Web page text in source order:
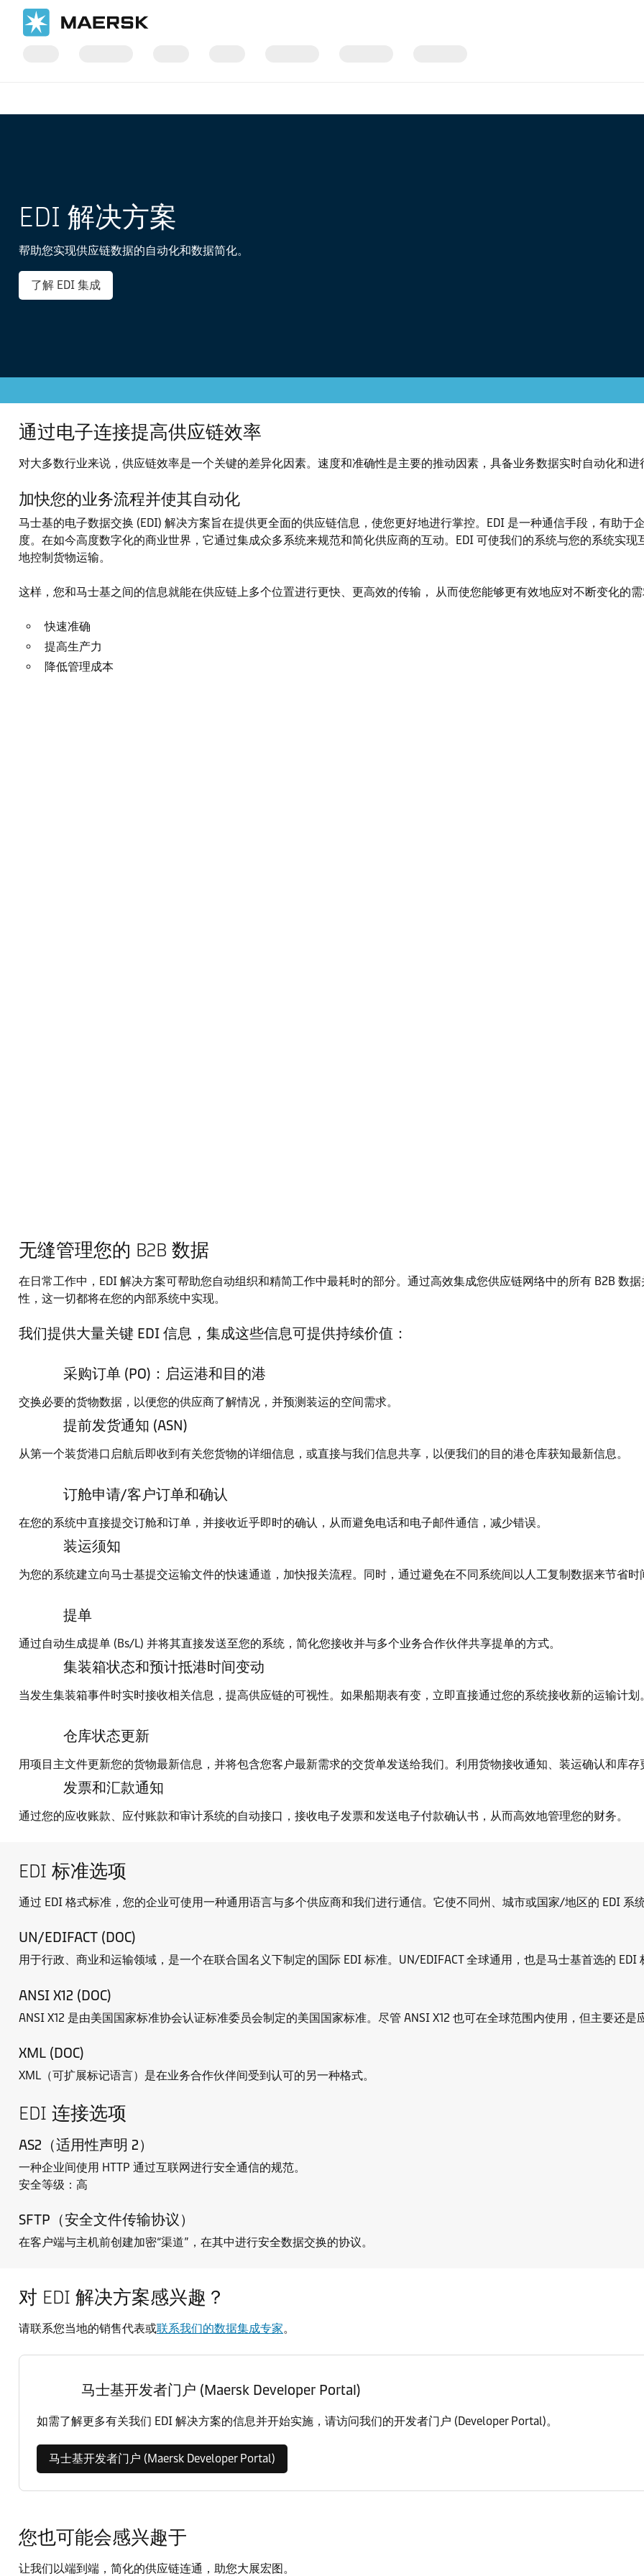
EDI 解决方案
帮助您实现供应链数据的自动化和数据简化。
了解 EDI 集成
通过电子连接提高供应链效率
对大多数行业来说，供应链效率是一个关键的差异化因素。速度和准确性是主要的推动因素，具备业务数据实时自动化和
加快您的业务流程并使其自动化
马士基的电子数据交换 (EDI) 解决方案旨在提供更全面的供应链信息，使您更好地进行掌控。EDI 是一种通信手段，有助
度。在如今高度数字化的商业世界，它通过集成众多系统来规范和简化供应商的互动。EDI 可使我们的系统与您的系统实
地控制货物运输。
这样，您和马士基之间的信息就能在供应链上多个位置进行更快、更高效的传输， 从而使您能够更有效地应对不断变化的
快速准确
提高生产力
降低管理成本
无缝管理您的 B2B 数据
在日常工作中，EDI 解决方案可帮助您自动组织和精简工作中最耗时的部分。通过高效集成您供应链网络中的所有 B2B 数
性，这一切都将在您的内部系统中实现。
我们提供大量关键 EDI 信息，集成这些信息可提供持续价值：
采购订单 (PO)：启运港和目的港
交换必要的货物数据，以便您的供应商了解情况，并预测装运的空间需求。
提前发货通知 (ASN)
从第一个装货港口启航后即收到有关您货物的详细信息，或直接与我们信息共享，以便我们的目的港仓库获知最新信息。
订舱申请/客户订单和确认
在您的系统中直接提交订舱和订单，并接收近乎即时的确认，从而避免电话和电子邮件通信，减少错误。
装运须知
为您的系统建立向马士基提交运输文件的快速通道，加快报关流程。同时，通过避免在不同系统间以人工复制数据来节省时
提单
通过自动生成提单 (Bs/L) 并将其直接发送至您的系统，简化您接收并与多个业务合作伙伴共享提单的方式。
集装箱状态和预计抵港时间变动
当发生集装箱事件时实时接收相关信息，提高供应链的可视性。如果船期表有变，立即直接通过您的系统接收新的运输计划
仓库状态更新
用项目主文件更新您的货物最新信息，并将包含您客户最新需求的交货单发送给我们。利用货物接收通知、装运确认和库
发票和汇款通知
通过您的应收账款、应付账款和审计系统的自动接口，接收电子发票和发送电子付款确认书，从而高效地管理您的财务。
EDI 标准选项
通过 EDI 格式标准，您的企业可使用一种通用语言与多个供应商和我们进行通信。它使不同州、城市或国家/地区的 EDI 系
UN/EDIFACT (DOC)
用于行政、商业和运输领域，是一个在联合国名义下制定的国际 EDI 标准。UN/EDIFACT 全球通用，也是马士基首选的 EDI
ANSI X12 (DOC)
ANSI X12 是由美国国家标准协会认证标准委员会制定的美国国家标准。尽管 ANSI X12 也可在全球范围内使用，但主要还
XML (DOC)
XML（可扩展标记语言）是在业务合作伙伴间受到认可的另一种格式。
EDI 连接选项
AS2（适用性声明 2）
一种企业间使用 HTTP 通过互联网进行安全通信的规范。
安全等级：高
SFTP（安全文件传输协议）
在客户端与主机前创建加密“渠道”，在其中进行安全数据交换的协议。
对 EDI 解决方案感兴趣？
请联系您当地的销售代表或联系我们的数据集成专家。
马士基开发者门户 (Maersk Developer Portal)
如需了解更多有关我们 EDI 解决方案的信息并开始实施，请访问我们的开发者门户 (Developer Portal)。
马士基开发者门户 (Maersk Developer Portal)
您也可能会感兴趣于
让我们以端到端，简化的供应链连通，助您大展宏图。